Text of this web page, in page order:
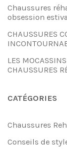
Chaussures
obsession
CHAUSSURES
LES
CHAUSSURES
CATÉGORIES
Chaussures
Conseils de